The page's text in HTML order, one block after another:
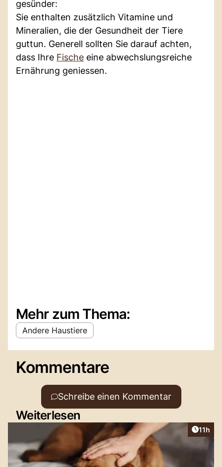
gesünder:
Sie enthalten zusätzlich Vitamine und
Mineralien, die der Gesundheit der Tiere
guttun. Generell sollten Sie darauf achten,
dass Ihre Fische eine abwechslungsreiche
Ernährung geniessen.
Mehr zum Thema:
Andere Haustiere
Kommentare
Schreibe einen Kommentar
Weiterlesen
11h